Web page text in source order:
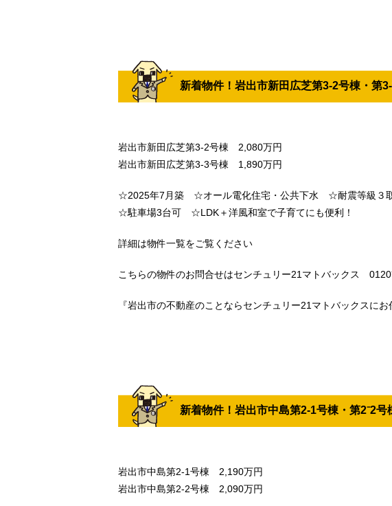
新着物件！岩出市新田広芝第3-2号棟・第
岩出市新田広芝第3-2号棟 2,080万円
岩出市新田広芝第3-3号棟 1,890万円
☆2025年7月築 ☆オール電化住宅・公共下水 ☆耐震等級３
☆駐車場3台可 ☆LDK＋洋風和室で子育てにも便利！
詳細は物件一覧をご覧ください
こちらの物件のお問合せはセンチュリー21マトバックス
『岩出市の不動産のことならセンチュリー21マトバックスにお
新着物件！岩出市中島第2-1号棟・第2⁻2号
岩出市中島第2-1号棟 2,190万円
岩出市中島第2-2号棟 2,090万円